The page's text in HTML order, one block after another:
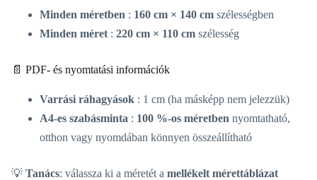
Minden méretben : 160 cm × 140 cm szélességben
Minden méret : 220 cm × 110 cm szélesség
📄 PDF- és nyomtatási információk
Varrási ráhagyások : 1 cm (ha másképp nem jelezzük)
A4-es szabásminta : 100 %-os méretben nyomtatható,
otthon vagy nyomdában könnyen összeállítható
💡 Tanács: válassza ki a méretét a mellékelt mérettáblázat